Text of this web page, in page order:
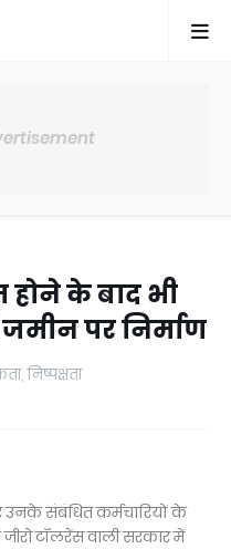
के बाद भी
जमीन पर निर्माण
निष्पक्षता
संबंधित कर्मचारियों के
टॉलरेंस वाली सरकार में